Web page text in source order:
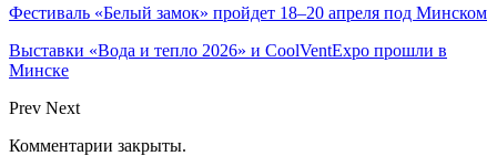
Фестиваль «Белый замок» пройдет 18–20 апреля под Минском
Выставки «Вода и тепло 2026» и CoolVentExpo прошли в
Минске
Prev Next
Комментарии закрыты.